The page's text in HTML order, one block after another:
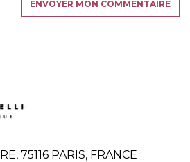
75116 PARIS, FRANCE